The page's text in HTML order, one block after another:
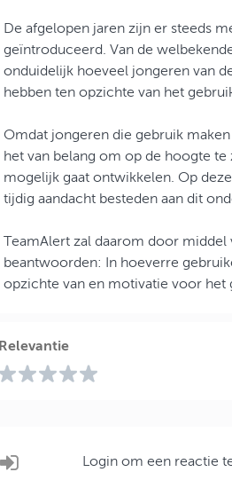
De afgelopen jaren zijn er steeds
geïntroduceerd. Van de
onduidelijk hoeveel jongeren van
hebben ten opzichte van het
Omdat jongeren die gebruik
het van belang om op de hoogte
mogelijk gaat ontwikkelen. Op
tijdig aandacht besteden aan dit
TeamAlert zal daarom door middel
beantwoorden: In hoeverre
opzichte van en motivatie voor het
Relevantie
Login om een reactie